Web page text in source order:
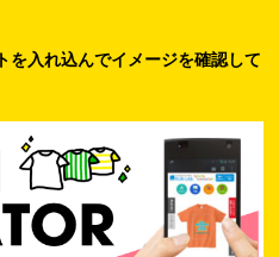
を入れ込んでイメージを確認して